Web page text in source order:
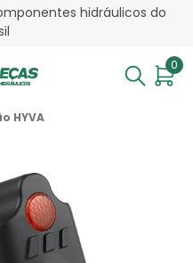
hidráulicos do
0
HYVA